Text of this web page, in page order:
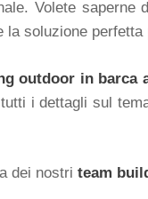
Volete
la soluzione perfetta
outdoor in barca
i dettagli sul
dei nostri team